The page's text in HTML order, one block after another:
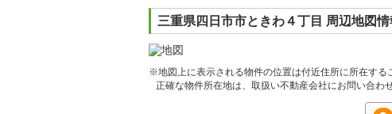
三重県四日市市ときわ４丁目 周辺地図情
※地図上に表示される物件の位置は付近住所に所在する
正確な物件所在地は、取扱い不動産会社にお問い合わ